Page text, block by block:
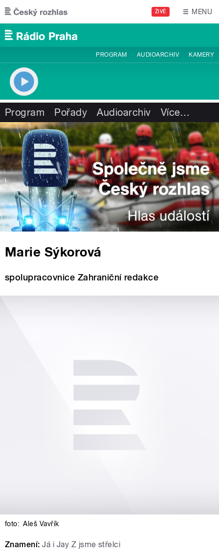
Přejít k hlavnímu obsahu
ŽIVĚ MENU
PROGRAM AUDIOARCHIV KAMERY
Program Pořady Audioarchiv Více…
Marie Sýkorová
spolupracovnice Zahraniční redakce
foto: Aleš Vavřík
Znamení: Já i Jay Z jsme střelci